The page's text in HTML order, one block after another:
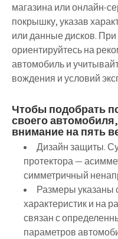
магазина или онлайн-
покрышку, указав
или данные дисков.
ориентируйтесь на
автомобиль и
вождения и условий
Чтобы подобрать
своего
внимание на пять
Дизайн защиты.
протектора —
симметричный
Размеры указаны
характеристик и на
связан с
параметров